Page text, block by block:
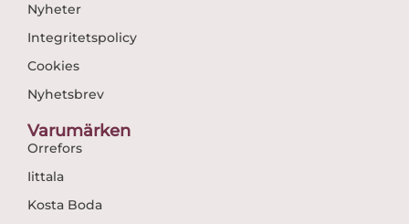
Nyheter
Integritetspolicy
Cookies
Nyhetsbrev
Varumärken
Orrefors
Iittala
Kosta Boda